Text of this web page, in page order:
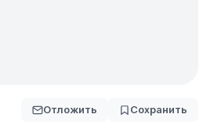
Отложить Сохранить